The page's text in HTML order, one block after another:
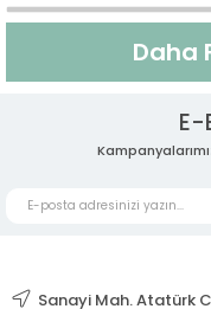
Daha
E-
Sanayi Mah. Atatürk